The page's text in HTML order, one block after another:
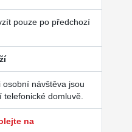
pouze po předchozí
návštěva jsou
telefonické domluvě.
na